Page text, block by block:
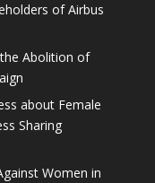
of Airbus
Abolition of
about Female
Sharing
Women in